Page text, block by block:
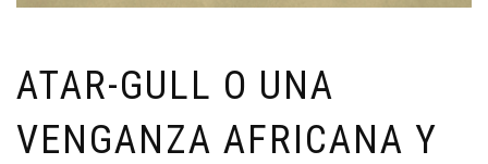
ATAR-GULL O UNA
VENGANZA AFRICANA Y